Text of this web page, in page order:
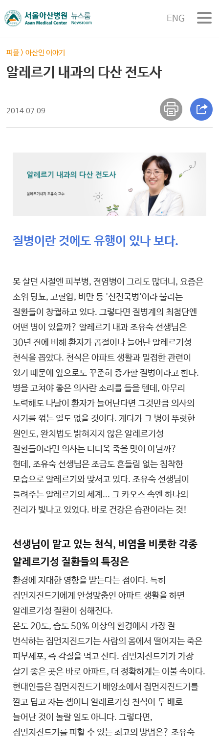
ENG
피플>아산인 이야기
알레르기 내과의 다산 전도사
2014.07.09
질병이란 것에도 유행이 있나 보다.
못 살던 시절엔 피부병, 전염병이 그리도 많더니, 요즘은
소위 당뇨, 고혈압, 비만 등 '선진국병'이라 불리는
질환들이 창궐하고 있다. 그렇다면 질병계의 최첨단엔
어떤 병이 있을까? 알레르기 내과 조유숙 선생님은
30년 전에 비해 환자가 곱절이나 늘어난 알레르기성
천식을 꼽았다. 천식은 아파트 생활과 밀접한 관련이
있기 때문에 앞으로도 꾸준히 증가할 질병이라고 한다.
병을 고쳐야 좋은 의사란 소리를 들을 텐데, 아무리
노력해도 나날이 환자가 늘어난다면 그것만큼 의사의
사기를 꺾는 일도 없을 것이다. 게다가 그 병이 뚜렷한
원인도, 완치법도 밝혀지지 않은 알레르기성
질환들이라면 의사는 더더욱 죽을 맛이 아닐까?
헌데, 조유숙 선생님은 조금도 흔들림 없는 침착한
모습으로 알레르기와 맞서고 있다. 조유숙 선생님이
들려주는 알레르기의 세계... 그 카오스 속엔 하나의
진리가 빛나고 있었다. 바로 건강은 습관이라는 것!
선생님이 맡고 있는 천식, 비염을 비롯한 각종
알레르기성 질환들의 특징은
환경에 지대한 영향을 받는다는 점이다. 특히
집먼지진드기에게 안성맞춤인 아파트 생활을 하면
알레르기성 질환이 심해진다.
온도 20도, 습도 50% 이상의 환경에서 가장 잘
번식하는 집먼지진드기는 사람의 몸에서 떨어지는 죽은
피부세포, 즉 각질을 먹고 산다. 집먼지진드기가 가장
살기 좋은 곳은 바로 아파트, 더 정확하게는 이불 속이다.
현대인들은 집먼지진드기 배양소에서 집먼지진드기를
깔고 덥고 자는 셈이니 알레르기성 천식이 두 배로
늘어난 것이 놀랄 일도 아니다. 그렇다면,
집먼지진드기를 피할 수 있는 최고의 방법은? 조유숙